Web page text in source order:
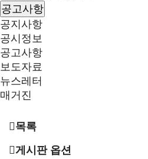
공고사항
공지사항
공시정보
공고사항
보도자료
뉴스레터
매거진
목록
게시판 옵션